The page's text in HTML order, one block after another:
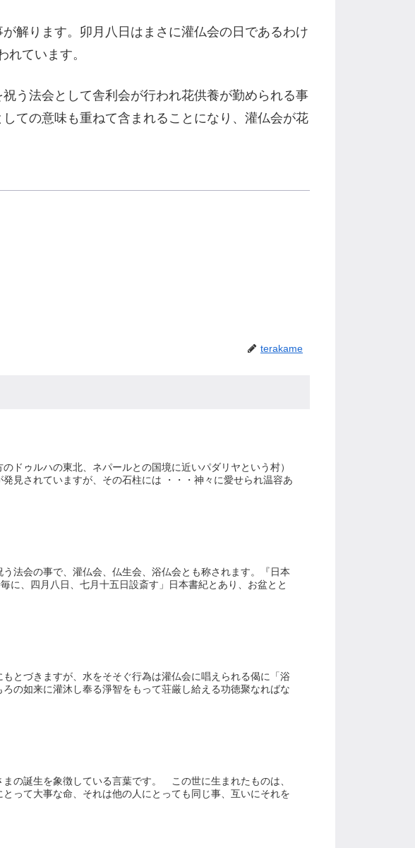
解ります。卯月八日はまさに灌仏会の日であるわけ
ています。
う法会として舎利会が行われ花供養が勤められる事
ての意味も重ねて含まれることになり、灌仏会が花
terakame
ゥルハの東北、ネパールとの国境に近いパダリヤという村）
見されていますが、その石柱には ・・・神々に愛せられ温容あ
法会の事で、灌仏会、仏生会、浴仏会とも称されます。『日本
に、四月八日、七月十五日設斎す」日本書紀とあり、お盆とと
とづきますが、水をそそぐ行為は灌仏会に唱えられる偈に「浴
の如来に灌沐し奉る淨智をもって荘厳し給える功徳聚なればな
誕生を象徴している言葉です。 この世に生まれたものは、
って大事な命、それは他の人にとっても同じ事、互いにそれを